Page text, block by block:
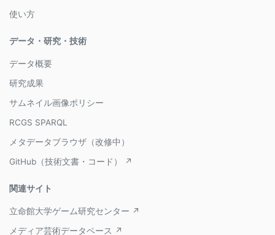
使い方
データ・研究・技術
データ概要
研究成果
サムネイル画像ポリシー
RCGS SPARQL
メタデータブラウザ（改修中）
GitHub（技術文書・コード） ↗
関連サイト
立命館大学ゲーム研究センター ↗
メディア芸術データベース ↗